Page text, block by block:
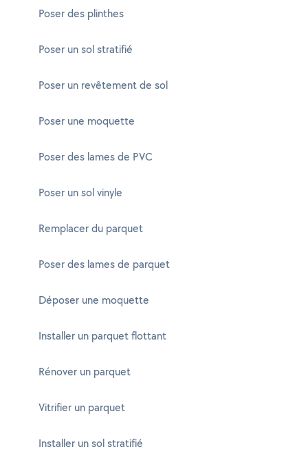
Poser des plinthes
Poser un sol stratifié
Poser un revêtement de sol
Poser une moquette
Poser des lames de PVC
Poser un sol vinyle
Remplacer du parquet
Poser des lames de parquet
Déposer une moquette
Installer un parquet flottant
Rénover un parquet
Vitrifier un parquet
Installer un sol stratifié